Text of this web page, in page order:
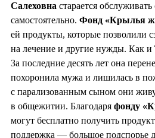
Салеховна старается
самостоятельно. Фонд «Крылья
ей продукты, которые позволили
на лечение и другие нужды. Как и
За последние десять лет она
похоронила мужа и лишилась в
с парализованным сыном они
в общежитии. Благодаря фонду
могут бесплатно получить
поддержка — большое подспорье